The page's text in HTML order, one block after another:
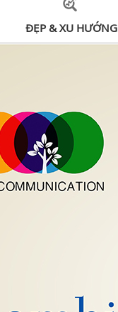
ĐẸP & XU HƯỚNG